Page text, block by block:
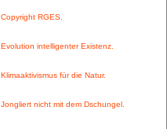
Copyright RGES.
Evolution intelligenter Existenz.
Klimaaktivismus für die Natur.
Jongliert nicht mit dem Dschungel.